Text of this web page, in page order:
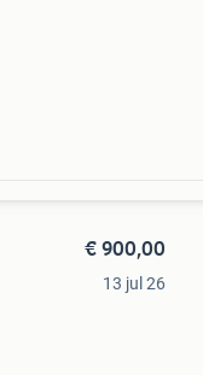
€ 900,00
13 jul 26